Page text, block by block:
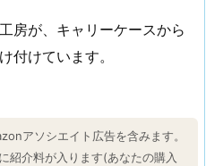
房が、キャリーケースから
付けています。
アソシエイト広告を含みます。
紹介料が入ります(あなたの購入